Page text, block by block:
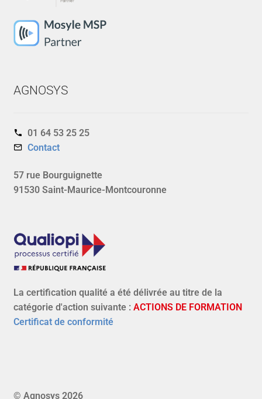
AGNOSYS
01 64 53 25 25‬
Contact
57 rue Bourguignette
91530 Saint-Maurice-Montcouronne
La certification qualité a été délivrée au titre de la
catégorie d'action suivante : ACTIONS DE FORMATION
Certificat de conformité
© Agnosys 2026